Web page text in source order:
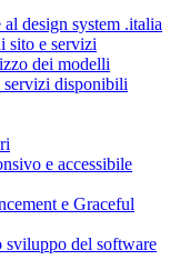
design system .italia
sito e servizi
dei modelli
disponibili
e accessibile
e Graceful
sviluppo del software